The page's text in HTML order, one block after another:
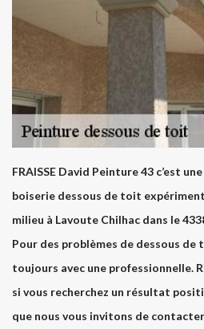
FRAISSE David Peinture 43 c’est
boiserie dessous de toit
milieu à Lavoute Chilhac dans le
Pour des problèmes de dessous de
toujours avec une professionnelle.
si vous recherchez un résultat
que nous vous invitons de